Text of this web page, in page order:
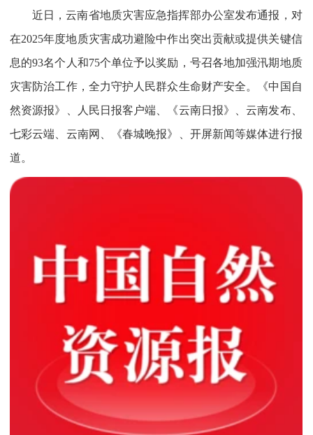
近日，云南省地质灾害应急指挥部办公室发布通报，对
在2025年度地质灾害成功避险中作出突出贡献或提供关键信
息的93名个人和75个单位予以奖励，号召各地加强汛期地质
灾害防治工作，全力守护人民群众生命财产安全。《中国自
然资源报》、人民日报客户端、《云南日报》、云南发布、
七彩云端、云南网、《春城晚报》、开屏新闻等媒体进行报
道。